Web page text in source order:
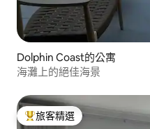
Dolphin Coast的公寓
海灘上的絕佳海景
旅客精選榜首
旅客精選